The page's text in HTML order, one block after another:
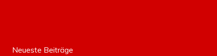
Neueste Beiträge